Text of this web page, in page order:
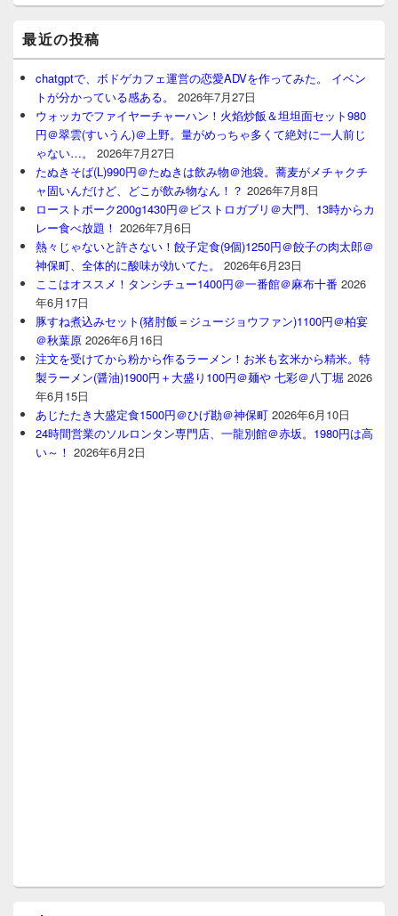
最近の投稿
chatgptで、ボドゲカフェ運営の恋愛ADVを作ってみた。 イベン
トが分かっている感ある。
2026年7月27日
ウォッカでファイヤーチャーハン！火焰炒飯＆坦坦面セット980
円＠翠雲(すいうん)＠上野。量がめっちゃ多くて絶対に一人前じ
ゃない…。
2026年7月27日
たぬきそば(L)990円＠たぬきは飲み物＠池袋。蕎麦がメチャクチ
ャ固いんだけど、どこが飲み物なん！？ 2026年7月8日
ローストポーク200g1430円＠ビストロガブリ＠大門、13時からカ
レー食べ放題！ 2026年7月6日
熱々じゃないと許さない！餃子定食(9個)1250円＠餃子の肉太郎＠
神保町、全体的に酸味が効いてた。
2026年6月23日
ここはオススメ！タンシチュー1400円＠一番館＠麻布十番 2026
年6月17日
豚すね煮込みセット(猪肘飯＝ジュージョウファン)1100円＠柏宴
＠秋葉原 2026年6月16日
注文を受けてから粉から作るラーメン！お米も玄米から精米。特
製ラーメン(醤油)1900円＋大盛り100円＠麺や 七彩＠八丁堀 2026
年6月15日
あじたたき大盛定食1500円＠ひげ勘＠神保町 2026年6月10日
24時間営業のソルロンタン専門店、一龍別館＠赤坂。1980円は高
い～！ 2026年6月2日